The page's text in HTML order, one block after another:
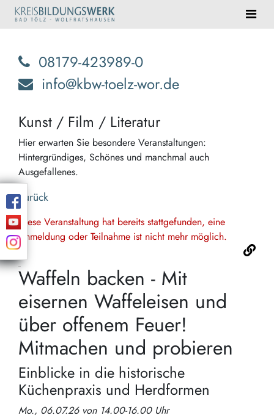
08179-423989-0
info@kbw-toelz-wor.de
Kunst / Film / Literatur
Hier erwarten Sie besondere Veranstaltungen:
Hintergründiges, Schönes und manchmal auch
Ausgefallenes.
Zurück
Diese Veranstaltung hat bereits stattgefunden, eine
Anmeldung oder Teilnahme ist nicht mehr möglich.
Waffeln backen - Mit
eisernen Waffeleisen und
über offenem Feuer!
Mitmachen und probieren
Einblicke in die historische
Küchenpraxis und Herdformen
Mo., 06.07.26 von 14.00-16.00 Uhr